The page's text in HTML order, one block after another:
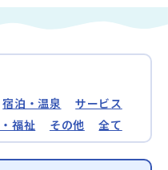
なめりかわめぐり
滑川から○○へ！サイク
リングコース
宿泊・温泉
サービス
福祉 その他 全て